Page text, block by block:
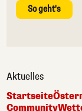
So geht's
Aktuelles
Startseite
Community